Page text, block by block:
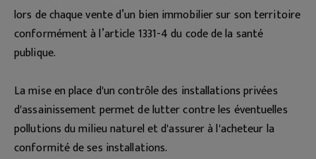
lors de chaque vente d’un bien immobilier sur son territoire
conformément à l’article 1331-4 du code de la santé
publique.
La mise en place d'un contrôle des installations privées
d'assainissement permet de lutter contre les éventuelles
pollutions du milieu naturel et d'assurer à l'acheteur la
conformité de ses installations.